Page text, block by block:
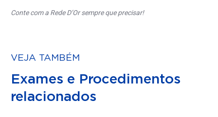
Conte com a Rede D’Or sempre que precisar!
VEJA TAMBÉM
Exames e Procedimentos
relacionados